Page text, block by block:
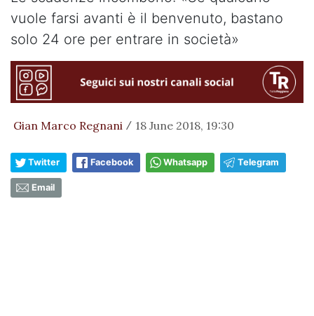
vuole farsi avanti è il benvenuto, bastano
solo 24 ore per entrare in società»
Gian Marco Regnani / 18 June 2018, 19:30
Twitter Facebook Whatsapp Telegram
Email